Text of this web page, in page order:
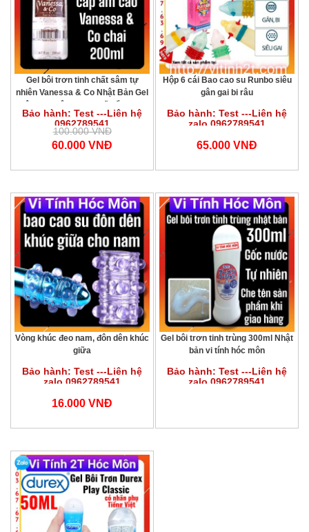
Gel bôi trơn tinh chất sâm tự
nhiên Vanessa & Co Nhật Bản Gel
bôi trơn siêu mượt, cấp ẩm cao
Vanessa & Co chai 200ml
Bảo hành: Test ---Liên hệ
0962789541
100.000 VNĐ
60.000 VNĐ
Hộp 6 cái Bao cao su Runbo siêu
gân gai bi râu
Bảo hành: Test ---Liên hệ
zalo 0962789541
65.000 VNĐ
Vòng khúc đeo nam, đôn dên khúc
giữa
Bảo hành: Test ---Liên hệ
zalo 0962789541
16.000 VNĐ
Gel bôi trơn tinh trùng 300ml Nhật
bản vi tính hóc môn
Bảo hành: Test ---Liên hệ
zalo 0962789541